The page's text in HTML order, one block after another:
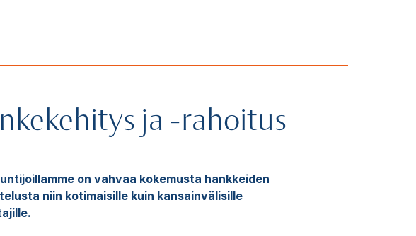
ja -rahoitus
on vahvaa kokemusta hankkeiden
niin kotimaisille kuin kansainvälisille